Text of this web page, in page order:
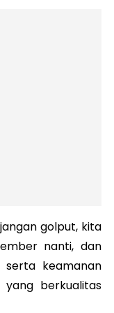
golput, kita
nanti, dan
serta keamanan
yang berkualitas